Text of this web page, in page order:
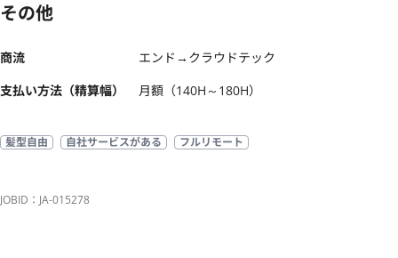
その他
商流
エンド→クラウドテック
支払い方法（精算幅）
月額（140H～180H）
髪型自由 自社サービスがある フルリモート
JOBID：JA-015278